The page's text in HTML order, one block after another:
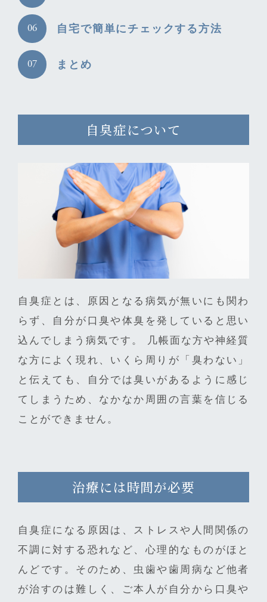
自宅で簡単にチェックする方法
まとめ
自臭症について
自臭症とは、原因となる病気が無いにも関わ
らず、自分が口臭や体臭を発していると思い
込んでしまう病気です。 几帳面な方や神経質
な方によく現れ、いくら周りが「臭わない」
と伝えても、自分では臭いがあるように感じ
てしまうため、なかなか周囲の言葉を信じる
ことができません。
治療には時間が必要
自臭症になる原因は、ストレスや人間関係の
不調に対する恐れなど、心理的なものがほと
んどです。そのため、虫歯や歯周病など他者
が治すのは難しく、ご本人が自分から口臭や